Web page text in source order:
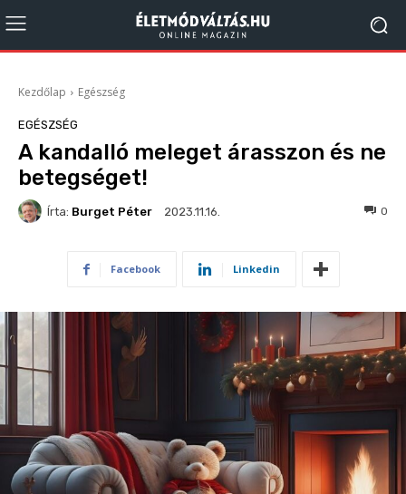
Kezdőlap Egészség
EGÉSZSÉG
A kandalló meleget árasszon és ne
betegséget!
Írta: Burget Péter 2023.11.16. 0
Facebook Linkedin